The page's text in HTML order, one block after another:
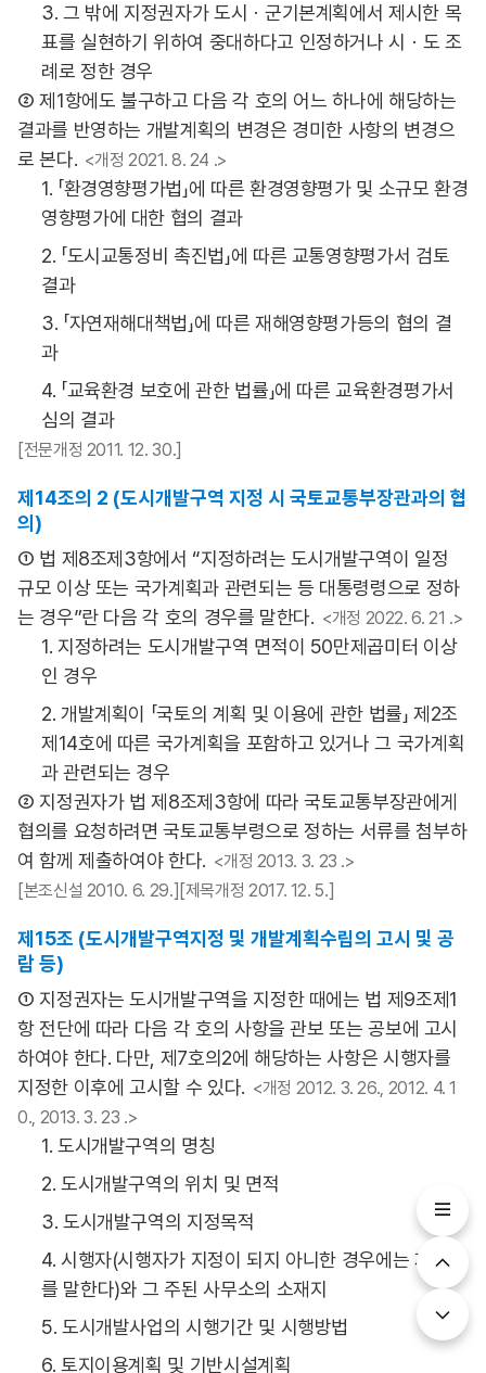
3. 그 밖에 지정권자가 도시ㆍ군기본계획에서 제시한 목
표를 실현하기 위하여 중대하다고 인정하거나 시ㆍ도 조
례로 정한 경우
② 제1항에도 불구하고 다음 각 호의 어느 하나에 해당하는
결과를 반영하는 개발계획의 변경은 경미한 사항의 변경으
로 본다. <개정 2021. 8. 24 .>
1. 「환경영향평가법」에 따른 환경영향평가 및 소규모 환경
영향평가에 대한 협의 결과
2. 「도시교통정비 촉진법」에 따른 교통영향평가서 검토
결과
3. 「자연재해대책법」에 따른 재해영향평가등의 협의 결
과
4. 「교육환경 보호에 관한 법률」에 따른 교육환경평가서
심의 결과
[전문개정 2011. 12. 30.]
제14조의 2 (도시개발구역 지정 시 국토교통부장관과의 협
의)
① 법 제8조제3항에서 “지정하려는 도시개발구역이 일정
규모 이상 또는 국가계획과 관련되는 등 대통령령으로 정하
는 경우”란 다음 각 호의 경우를 말한다. <개정 2022. 6. 21 .>
1. 지정하려는 도시개발구역 면적이 50만제곱미터 이상
인 경우
2. 개발계획이 「국토의 계획 및 이용에 관한 법률」 제2조
제14호에 따른 국가계획을 포함하고 있거나 그 국가계획
과 관련되는 경우
② 지정권자가 법 제8조제3항에 따라 국토교통부장관에게
협의를 요청하려면 국토교통부령으로 정하는 서류를 첨부하
여 함께 제출하여야 한다. <개정 2013. 3. 23 .>
[본조신설 2010. 6. 29.][제목개정 2017. 12. 5.]
제15조 (도시개발구역지정 및 개발계획수립의 고시 및 공
람 등)
① 지정권자는 도시개발구역을 지정한 때에는 법 제9조제1
항 전단에 따라 다음 각 호의 사항을 관보 또는 공보에 고시
하여야 한다. 다만, 제7호의2에 해당하는 사항은 시행자를
지정한 이후에 고시할 수 있다. <개정 2012. 3. 26., 2012. 4. 1
0., 2013. 3. 23 .>
1. 도시개발구역의 명칭
2. 도시개발구역의 위치 및 면적
3. 도시개발구역의 지정목적
4. 시행자(시행자가 지정이 되지 아니한 경우에는 제안자
를 말한다)와 그 주된 사무소의 소재지
5. 도시개발사업의 시행기간 및 시행방법
6. 토지이용계획 및 기반시설계획